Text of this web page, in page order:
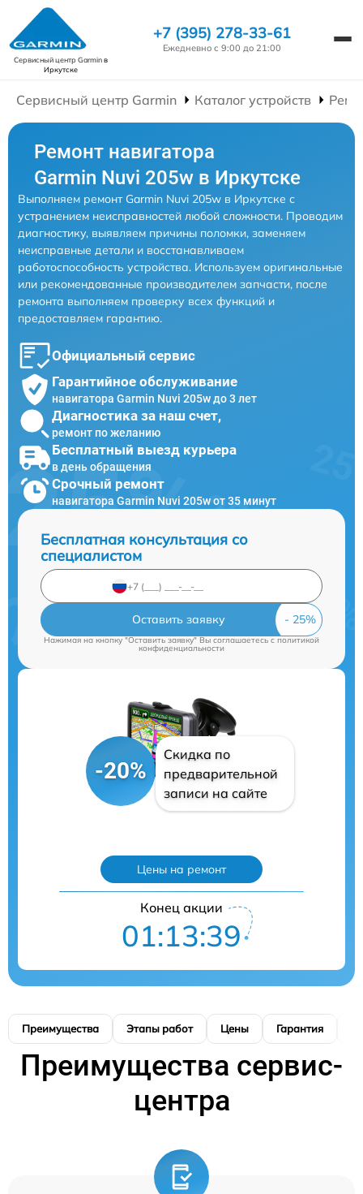
Сервисный центр Garminв
Иркутске
+7 (395) 278-33-61
Ежедневно с 9:00 до 21:00
Сервисный центр Garmin Каталог устройств
Ремонт навигатора
Garmin Nuvi 205w в Иркутске
Выполняем ремонт Garmin Nuvi 205w в Иркутске с
устранением неисправностей любой сложности. Проводим
диагностику, выявляем причины поломки, заменяем
неисправные детали и восстанавливаем
работоспособность устройства. Используем оригинальные
или рекомендованные производителем запчасти, после
ремонта выполняем проверку всех функций и
предоставляем гарантию.
Официальный сервис
Гарантийное обслуживание
навигатора Garmin Nuvi 205w до 3 лет
Диагностика за наш счет,
ремонт по желанию
Бесплатный выезд курьера
в день обращения
Срочный ремонт
навигатора Garmin Nuvi 205w от 35 минут
Бесплатная консультация со
специалистом
Оставить заявку
Нажимая на кнопку "Оставить заявку" Вы соглашаетесь cполитикой
конфиденциальности
-20%
Скидка по
предварительной
записи на сайте
Цены на ремонт
Конец акции
01:13:38
Преимущества Этапы работ Цены Гарантия
Преимущества сервис-
центра